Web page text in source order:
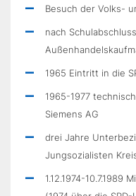
Besuch der Volks-
nach
1965 Eintritt in die
1965-1977
Siemens AG
drei Jahre
Jungsozialisten
1.12.1974-10.7.1989